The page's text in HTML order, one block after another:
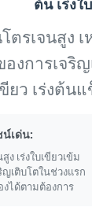
ต้น เร่งใบ
ตรเจนสูง
งการเจริญ
ยว เร่งต้น
น์เด่น:
ง เร่งใบเขียวเข้ม
ญเติบโตในช่วงแรก
งได้ตามต้องการ